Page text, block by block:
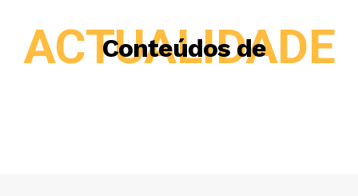
Conteúdos de
ACTUALIDADE